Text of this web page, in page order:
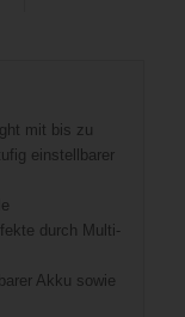
mit bis zu
einstellbarer
durch Multi-
Akku sowie